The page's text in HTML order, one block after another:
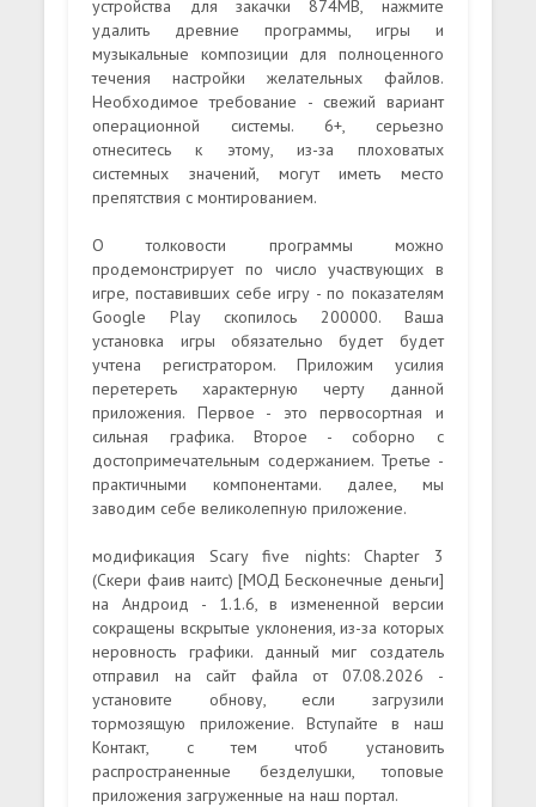
устройства для закачки 874MB, нажмите
удалить древние программы, игры и
музыкальные композиции для полноценного
течения настройки желательных файлов.
Необходимое требование - свежий вариант
операционной системы. 6+, серьезно
отнеситесь к этому, из-за плоховатых
системных значений, могут иметь место
препятствия с монтированием.
О толковости программы можно
продемонстрирует по число участвующих в
игре, поставивших себе игру - по показателям
Google Play скопилось 200000. Ваша
установка игры обязательно будет будет
учтена регистратором. Приложим усилия
перетереть характерную черту данной
приложения. Первое - это первосортная и
сильная графика. Второе - соборно с
достопримечательным содержанием. Третье -
практичными компонентами. далее, мы
заводим себе великолепную приложение.
модификация Scary five nights: Chapter 3
(Скери фаив наитс) [МОД Бесконечные деньги]
на Андроид - 1.1.6, в измененной версии
сокращены вскрытые уклонения, из-за которых
неровность графики. данный миг создатель
отправил на сайт файла от 07.08.2026 -
установите обнову, если загрузили
тормозящую приложение. Вступайте в наш
Контакт, с тем чтоб установить
распространенные безделушки, топовые
приложения загруженные на наш портал.